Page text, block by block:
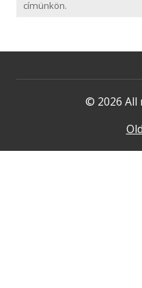
címünkön.
© 2026 All